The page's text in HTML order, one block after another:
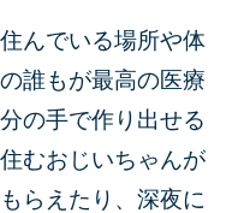
んでいる場所や体
誰もが最高の医療
の手で作り出せる
むおじいちゃんが
らえたり、深夜に